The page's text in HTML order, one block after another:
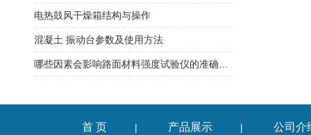
电热鼓风干燥箱结构与操作
混凝土 振动台参数及使用方法
首 页 | 产品展示 | 公司介